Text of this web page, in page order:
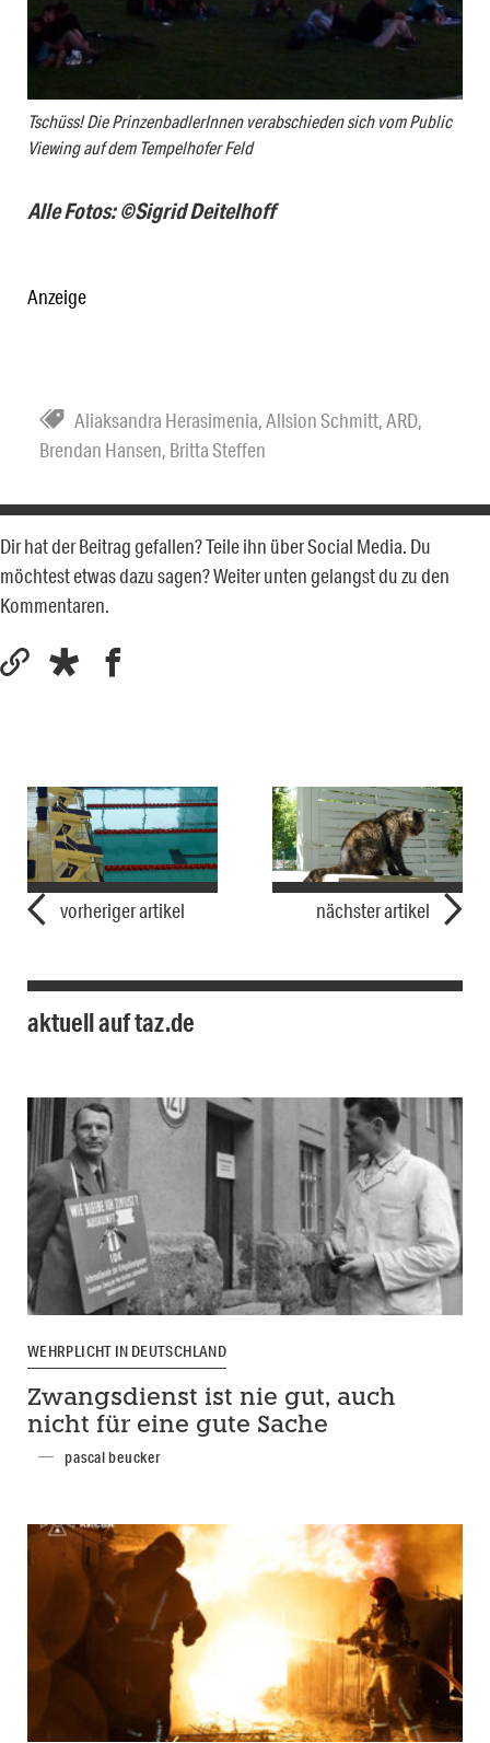
Tschüss! Die PrinzenbadlerInnen verabschieden sich vom Public
Viewing auf dem Tempelhofer Feld
Alle Fotos: ©Sigrid Deitelhoff
Anzeige
Aliaksandra Herasimenia,Allsion Schmitt,ARD,
Brendan Hansen, Britta Steffen
Dir hat der Beitrag gefallen? Teile ihn über Social Media. Du
möchtest etwas dazu sagen? Weiter unten gelangst du zu den
Kommentaren.
vorheriger artikel nächster artikel
aktuell auf taz.de
WEHRPLICHT IN DEUTSCHLAND
Zwangsdienst ist nie gut, auch
nicht für eine gute Sache
pascal beucker